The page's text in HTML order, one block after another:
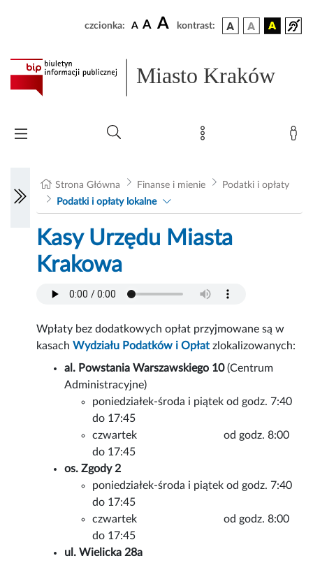
czcionka: A A A kontrast:
Miasto Kraków
Strona Główna Finanse i mienie
Podatki i opłaty
Podatki i opłaty lokalne
Kasy Urzędu Miasta
Krakowa
Wpłaty bez dodatkowych opłat przyjmowane są w
kasachWydziału Podatków i Opłat zlokalizowanych:
al. Powstania Warszawskiego 10(Centrum
Administracyjne)
poniedziałek-środa i piątek od godz. 7:40
do 17:45
czwartek od godz. 8:00
do 17:45
os. Zgody 2
poniedziałek-środa i piątek od godz. 7:40
do 17:45
czwartek od godz. 8:00
do 17:45
ul. Wielicka 28a